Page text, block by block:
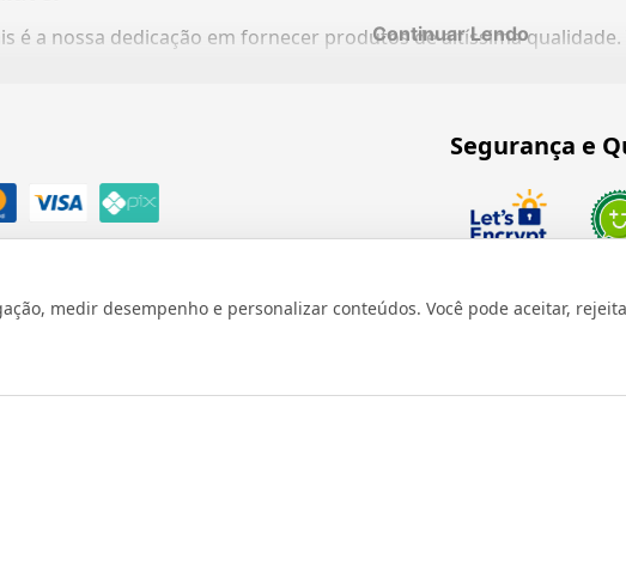
medir desempenho e personalizar conteúdos. Você pode aceitar,
é a nossa dedicação em fornecer produtos de altíssima
Continuar Lendo
Segurança e
Todos os direitos reservados 1999 - 2026 | CRIDON COMÉRCIO LTDA